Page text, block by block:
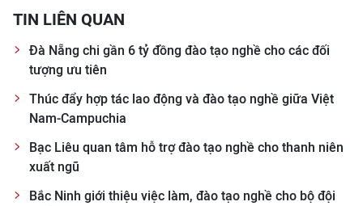
TIN LIÊN QUAN
Đà Nẵng chi gần 6 tỷ đồng đào tạo nghề cho các đối
tượng ưu tiên
Thúc đẩy hợp tác lao động và đào tạo nghề giữa Việt
Nam-Campuchia
Bạc Liêu quan tâm hỗ trợ đào tạo nghề cho thanh niên
xuất ngũ
Bắc Ninh giới thiệu việc làm, đào tạo nghề cho bộ đội